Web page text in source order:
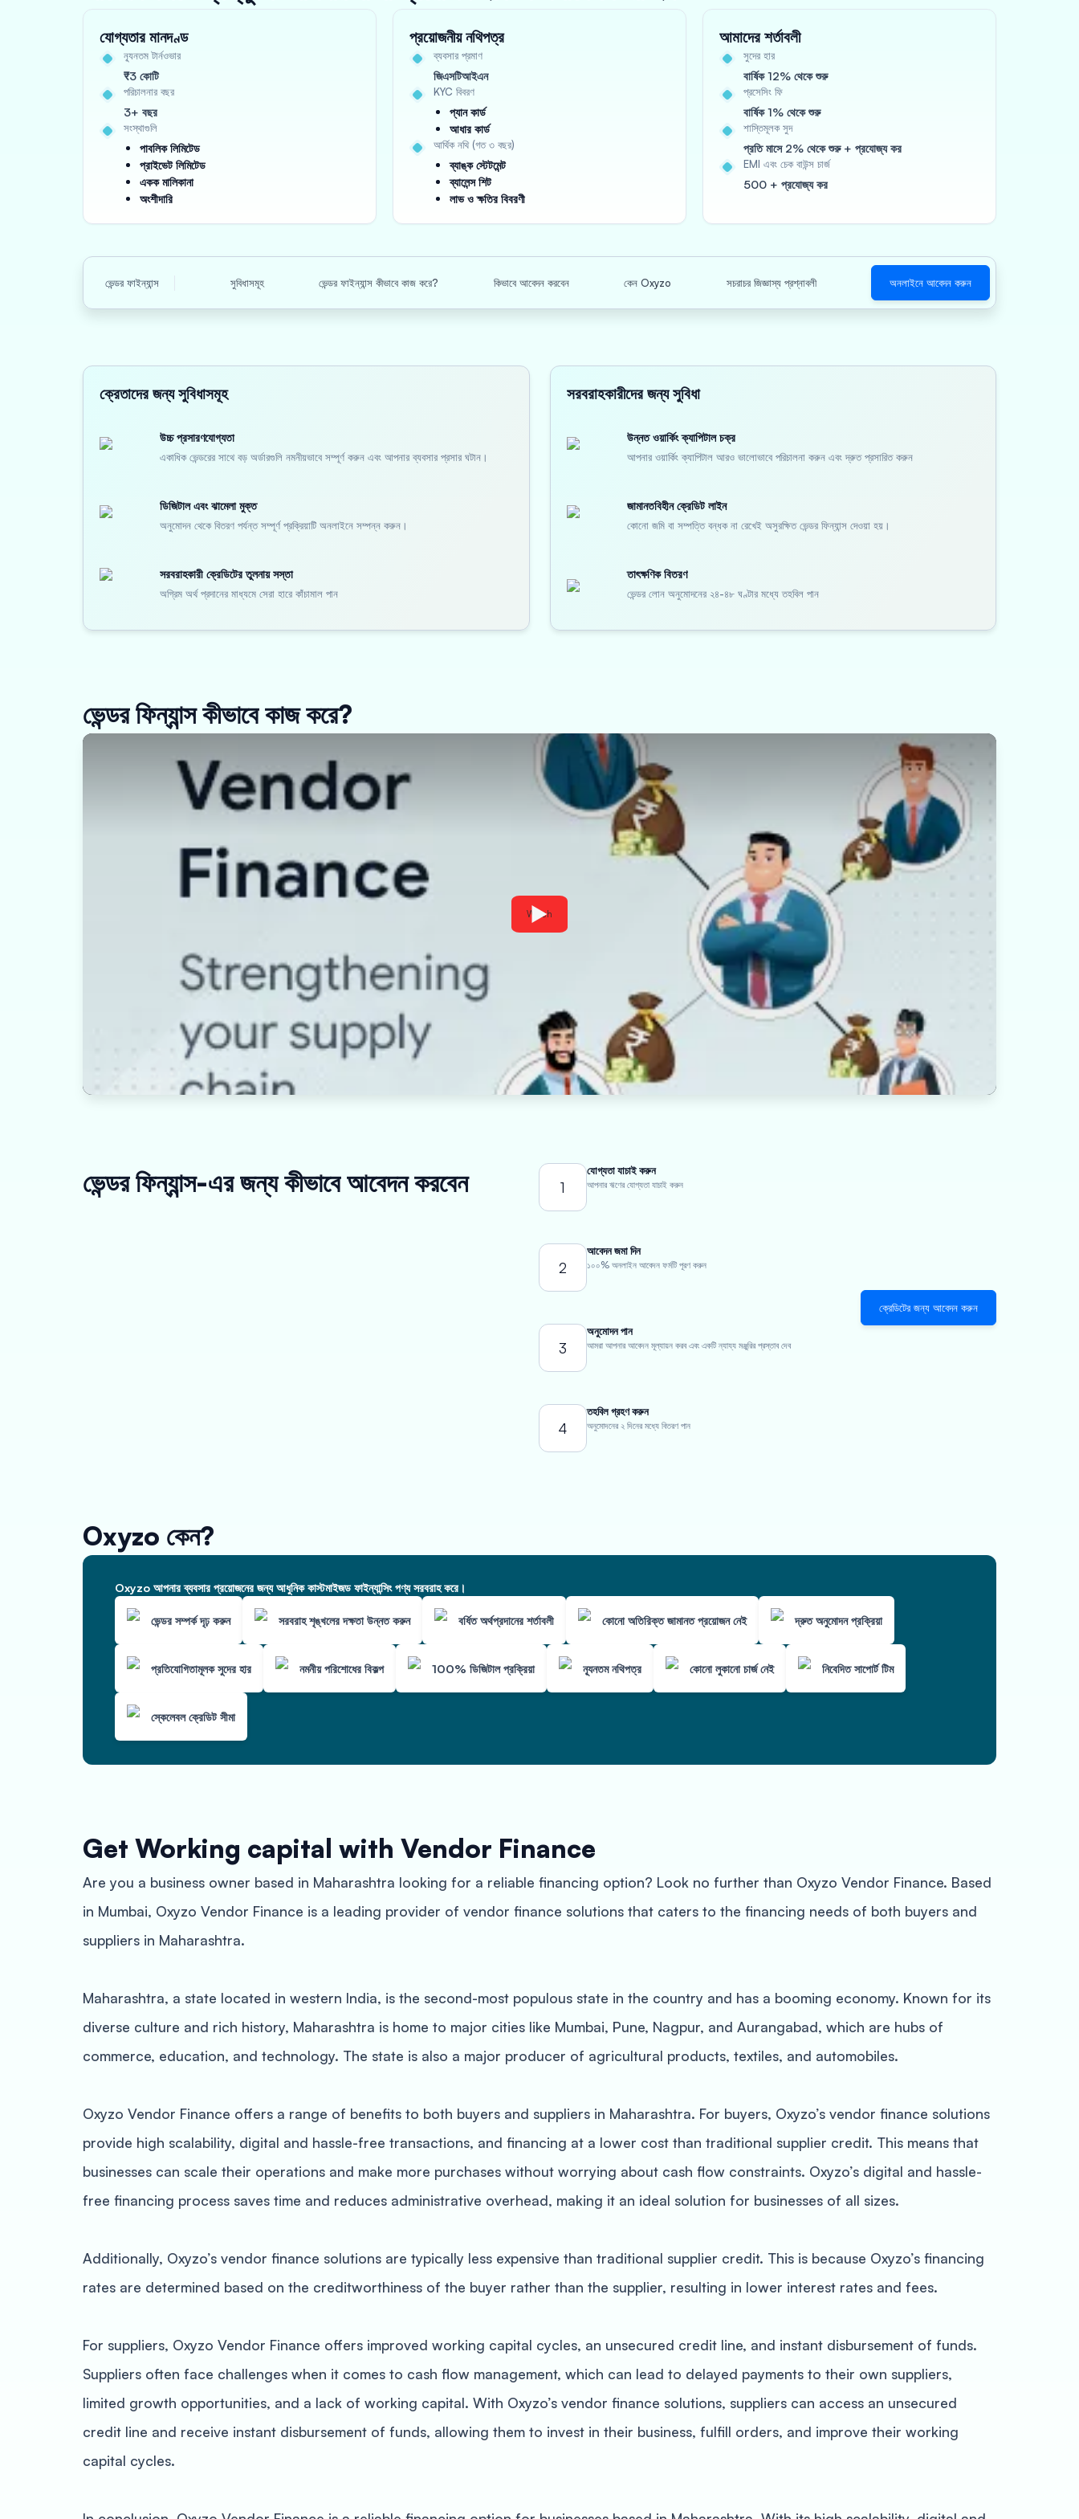
যোগ্যতার মানদণ্ড
ন্যূনতম টার্নওভার
₹3 কোটি
পরিচালনার বছর
3+ বছর
সংস্থাগুলি
পাবলিক লিমিটেড
প্রাইভেট লিমিটেড
একক মালিকানা
অংশীদারি
প্রয়োজনীয় নথিপত্র
ব্যবসার প্রমাণ
জিএসটিআইএন
KYC বিবরণ
প্যান কার্ড
আধার কার্ড
আর্থিক নথি (গত ৩ বছর)
ব্যাঙ্ক স্টেটমেন্ট
ব্যালেন্স শিট
লাভ ও ক্ষতির বিবরণী
আমাদের শর্তাবলী
সুদের হার
বার্ষিক 12% থেকে শুরু
প্রসেসিং ফি
বার্ষিক 1% থেকে শুরু
শাস্তিমূলক সুদ
প্রতি মাসে 2% থেকে শুরু + প্রযোজ্য কর
EMI এবং চেক বাউন্স চার্জ
500 + প্রযোজ্য কর
ভেন্ডর ফাইন্যান্স সুবিধাসমূহ ভেন্ডর ফাইন্যান্স কীভাবে কাজ করে? কিভাবে আবেদন করবেন কেন Oxyzo সচরাচর জিজ্ঞাস্য প্রশ্নাবলী অনলাইনে আবেদন করুন
ক্রেতাদের জন্য সুবিধাসমূহ
উচ্চ প্রসারণযোগ্যতা
একাধিক ভেন্ডরের সাথে বড় অর্ডারগুলি নমনীয়ভাবে সম্পূর্ণ করুন এবং আপনার ব্যবসার প্রসার ঘটান।
ডিজিটাল এবং ঝামেলা মুক্ত
অনুমোদন থেকে বিতরণ পর্যন্ত সম্পূর্ণ প্রক্রিয়াটি অনলাইনে সম্পন্ন করুন।
সরবরাহকারী ক্রেডিটের তুলনায় সস্তা
অগ্রিম অর্থ প্রদানের মাধ্যমে সেরা হারে কাঁচামাল পান
সরবরাহকারীদের জন্য সুবিধা
উন্নত ওয়ার্কিং ক্যাপিটাল চক্র
আপনার ওয়ার্কিং ক্যাপিটাল আরও ভালোভাবে পরিচালনা করুন এবং দ্রুত প্রসারিত করুন
জামানতবিহীন ক্রেডিট লাইন
কোনো জমি বা সম্পত্তি বন্ধক না রেখেই অসুরক্ষিত ভেন্ডর ফিন্যান্স দেওয়া হয়।
তাৎক্ষণিক বিতরণ
ভেন্ডর লোন অনুমোদনের ২৪-৪৮ ঘণ্টার মধ্যে তহবিল পান
ভেন্ডর ফিন্যান্স কীভাবে কাজ করে?
Watch
ভেন্ডর ফিন্যান্স-এর জন্য কীভাবে আবেদন করবেন 1
যোগ্যতা যাচাই করুন
আপনার ঋণের যোগ্যতা যাচাই করুন
2
আবেদন জমা দিন
১০০% অনলাইন আবেদন ফর্মটি পূরণ করুন
3
অনুমোদন পান
আমরা আপনার আবেদন মূল্যায়ন করব এবং একটি ন্যায্য মঞ্জুরির প্রস্তাব দেব
4
তহবিল গ্রহণ করুন
অনুমোদনের ২ দিনের মধ্যে বিতরণ পান
ক্রেডিটের জন্য আবেদন করুন
Oxyzo কেন?
Oxyzo আপনার ব্যবসার প্রয়োজনের জন্য আধুনিক কাস্টমাইজড ফাইন্যান্সিং পণ্য সরবরাহ করে।
ভেন্ডর সম্পর্ক দৃঢ় করুন সরবরাহ শৃঙ্খলের দক্ষতা উন্নত করুন বর্ধিত অর্থপ্রদানের শর্তাবলী কোনো অতিরিক্ত জামানত প্রয়োজন নেই দ্রুত অনুমোদন প্রক্রিয়া
প্রতিযোগিতামূলক সুদের হার নমনীয় পরিশোধের বিকল্প 100% ডিজিটাল প্রক্রিয়া ন্যূনতম নথিপত্র কোনো লুকানো চার্জ নেই নিবেদিত সাপোর্ট টিম
স্কেলেবল ক্রেডিট সীমা
Get Working capital with Vendor Finance
Are you a business owner based in Maharashtra looking for a reliable financing option? Look no further than Oxyzo Vendor Finance. Based
in Mumbai, Oxyzo Vendor Finance is a leading provider of vendor finance solutions that caters to the financing needs of both buyers and
suppliers in Maharashtra.
Maharashtra, a state located in western India, is the second-most populous state in the country and has a booming economy. Known for its
diverse culture and rich history, Maharashtra is home to major cities like Mumbai, Pune, Nagpur, and Aurangabad, which are hubs of
commerce, education, and technology. The state is also a major producer of agricultural products, textiles, and automobiles.
Oxyzo Vendor Finance offers a range of benefits to both buyers and suppliers in Maharashtra. For buyers, Oxyzo’s vendor finance solutions
provide high scalability, digital and hassle-free transactions, and financing at a lower cost than traditional supplier credit. This means that
businesses can scale their operations and make more purchases without worrying about cash flow constraints. Oxyzo’s digital and hassle-
free financing process saves time and reduces administrative overhead, making it an ideal solution for businesses of all sizes.
Additionally, Oxyzo’s vendor finance solutions are typically less expensive than traditional supplier credit. This is because Oxyzo’s financing
rates are determined based on the creditworthiness of the buyer rather than the supplier, resulting in lower interest rates and fees.
For suppliers, Oxyzo Vendor Finance offers improved working capital cycles, an unsecured credit line, and instant disbursement of funds.
Suppliers often face challenges when it comes to cash flow management, which can lead to delayed payments to their own suppliers,
limited growth opportunities, and a lack of working capital. With Oxyzo’s vendor finance solutions, suppliers can access an unsecured
credit line and receive instant disbursement of funds, allowing them to invest in their business, fulfill orders, and improve their working
capital cycles.